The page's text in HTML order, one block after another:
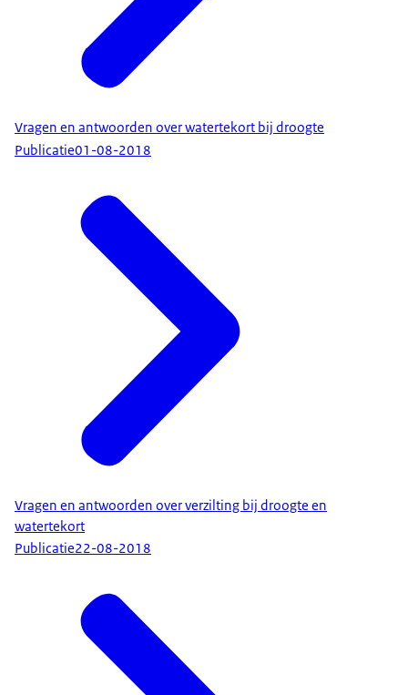
Vragen en antwoorden over watertekort bij droogte
Publicatie01-08-2018
Vragen en antwoorden over verzilting bij droogte en
watertekort
Publicatie22-08-2018